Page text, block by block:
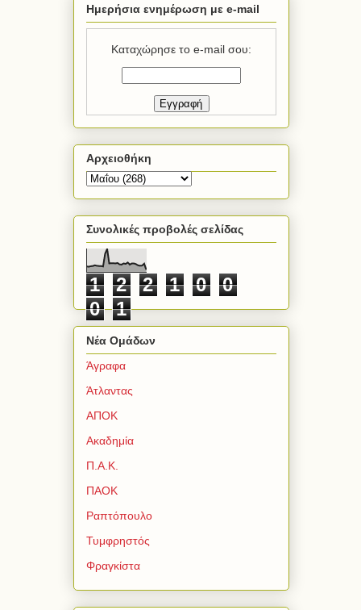
Ημερήσια ενημέρωση με e-mail
Καταχώρησε το e-mail σου:
Αρχειοθήκη
Συνολικές προβολές σελίδας
1 2 2 1 0
0
0
1
Νέα Ομάδων
Άγραφα
Άτλαντας
ΑΠΟΚ
Ακαδημία
Π.Α.Κ.
ΠΑΟΚ
Ραπτόπουλο
Τυμφρηστός
Φραγκίστα